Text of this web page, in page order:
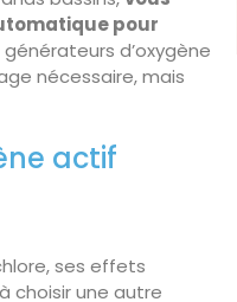
pour
d’oxygène
nécessaire, mais
actif
ses effets
choisir une autre